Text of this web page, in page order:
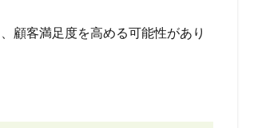
顧客満足度を高める可能性があり